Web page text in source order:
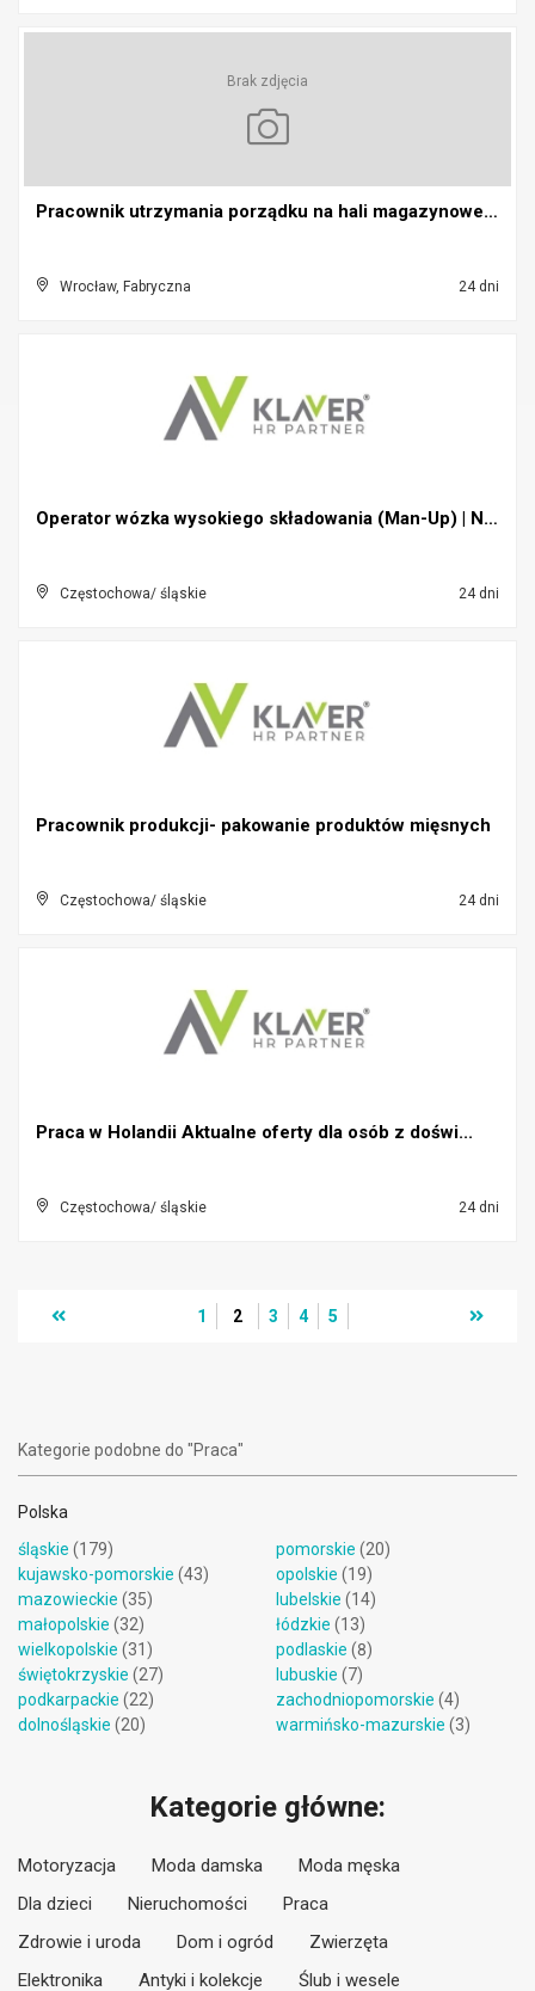
Brak zdjęcia
Pracownik utrzymania porządku na hali magazynowej ...
Wrocław, Fabryczna 24 dni
Operator wózka wysokiego składowania (Man-Up) | Ni...
Częstochowa/ śląskie 24 dni
Pracownik produkcji- pakowanie produktów mięsnych
Częstochowa/ śląskie 24 dni
Praca w Holandii Aktualne oferty dla osób z doświ...
Częstochowa/ śląskie 24 dni
1 2 3 4 5
Kategorie podobne do "Praca"
Polska
śląskie (179)
kujawsko-pomorskie (43)
mazowieckie (35)
małopolskie (32)
wielkopolskie (31)
świętokrzyskie (27)
podkarpackie (22)
dolnośląskie (20)
pomorskie (20)
opolskie (19)
lubelskie (14)
łódzkie (13)
podlaskie (8)
lubuskie (7)
zachodniopomorskie (4)
warmińsko-mazurskie (3)
Kategorie główne:
Motoryzacja Moda damska
Moda męska
Dla dzieci
Nieruchomości
Praca
Zdrowie i uroda
Dom i ogród
Zwierzęta
Elektronika
Antyki i kolekcje Ślub i wesele